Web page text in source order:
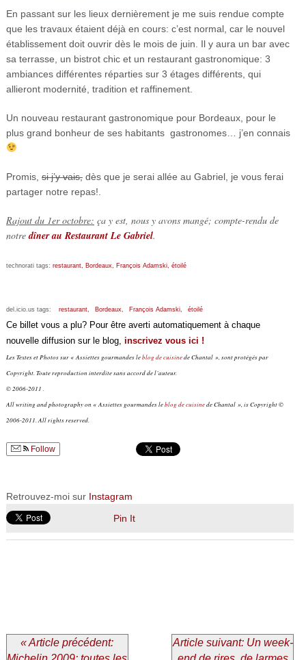
En passant sur les lieux dernièrement je me suis rendue compte
que les travaux étaient déjà en cours: c’est normal, car le nouvel
établissement doit ouvrir dès le mois de juin. Il y aura un bar avec
sa terrasse, un bistrot chic et un restaurant gastronomique: 3
ambiances différentes réparties sur 3 étages différents, qui
allieront modernité, tradition et raffinement.
Un nouveau restaurant gastronomique pour Bordeaux, pour le
plus grand bonheur de ses habitants gastronomes… j’en connais
Promis, si j’y vais,dès que je serai allée au Gabriel, je vous ferai
partager notre repas!.
Rajout du 1er octobre: ça y est, nous y avons mangé; compte-rendu de
notredîner au Restaurant Le Gabriel.
technorati tags: restaurant, Bordeaux, François Adamski, étoilé
del.icio.us tags: restaurant, Bordeaux, François Adamski, étoilé
Ce billet vous a plu? Pour être averti automatiquement à chaque
nouvelle diffusion sur le blog, inscrivez vous ici !
Les Textes et Photos sur « Assiettes gourmandes leblog de cuisinede Chantal », sont protégés par
Copyright. Toute reproduction interdite sans accord de l’auteur.
© 2006-2011 .
All writing and photography on « Assiettes gourmandes leblog de cuisinede Chantal », is Copyright ©
2006-2011. All rights reserved.
Follow
Retrouvez-moi sur Instagram
Pin It
« Article précédent:
Article suivant: Un week-